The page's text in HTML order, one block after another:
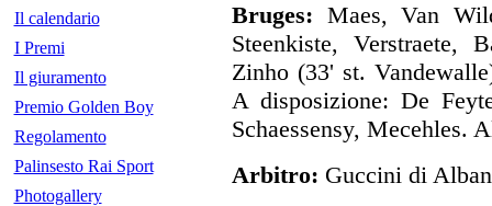
Il calendario
I Premi
Il giuramento
Premio Golden Boy
Regolamento
Palinsesto Rai Sport
Photogallery
Bruges: Maes, Van
Steenkiste, Verstraete,
Zinho (33' st.
A disposizione: De
Schaessensy, Mecehles.
Arbitro: Guccini di